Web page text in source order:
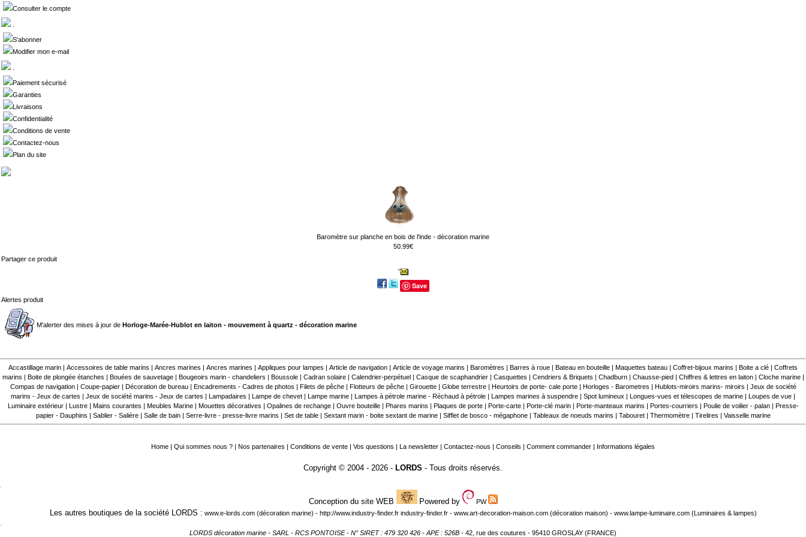
Consulter le compte
S'abonner
Modifier mon e-mail
Paiement sécurisé
Garanties
Livraisons
Confidentialité
Conditions de vente
Contactez-nous
Plan du site
Baromètre sur planche en bois de l'inde - décoration marine
50.99€
Partager ce produit
Save
Alertes produit
M'alerter des mises à jour de Horloge-Marée-Hublot en laiton - mouvement à quartz - décoration marine
Accastillage marin Accessoires de table marins Ancres marines Ancres marines Appliques pour lampes Article de navigation Article de voyage marins Baromètres Barres à roue Bateau en bouteille Maquettes bateau Coffret-bijoux marins Boite a clé
Coffrets
marins
Boite de plongée étanches Bouées de sauvetage| Bougeoirs marin - chandeliers Boussole| Cadran solaire| Calendrier-perpétuel Casque de scaphandrier| Casquettes Cendriers & Briquets Chadburn| Chausse-pied Chiffres & lettres en laiton| Cloche marine|
Compas de navigation| Coupe-papier| Décoration de bureau| Encadrements - Cadres de photos Filets de pêche| Flotteurs de pêche| Girouette| Globe terrestre| Heurtoirs de porte- cale porte| Horloges - Barometres Hublots-miroirs marins- miroirs
Jeux de société
marins - Jeux de cartes
Jeux de société marins - Jeux de cartes Lampadaires Lampe de chevet Lampe marine Lampes à pétrole marine - Réchaud à pétrole Lampes marines à suspendre Spot lumineux Longues-vues et télescopes de marine Loupes de vue
Luminaire extérieur| Lustre| Mains courantes Meubles Marine| Mouettes décoratives Opalines de rechange| Ouvre bouteille| Phares marins Plaques de porte| Porte-carte| Porte-clé marin Porte-manteaux marins Portes-courriers Poulie de voilier - palan|
Presse-
papier - Dauphins
Sablier - Salière| Salle de bain| Serre-livre - presse-livre marins Set de table| Sextant marin - boite sextant de marine| Sifflet de bosco - mégaphone| Tableaux de noeuds marins Tabouret| Thermomètre| Tirelires Vaisselle marine
Home Qui sommes nous ? Nos partenaires Conditions de vente Vos questions La newsletter Contactez-nous Conseils Comment commander Informations légales
Copyright © 2004 - 2026 - LORDS - Tous droits réservés.
.
Conception du site WEB Powered by PW
Les autres boutiques de la société LORDS : www.e-lords.com(décoration marine) - http://www.industry-finder.frindustry-finder.fr - www.art-decoration-maison.com(décoration maison) - www.lampe-luminaire.com(Luminaires & lampes)
.
LORDS décoration marine - SARL - RCS PONTOISE - N° SIRET : 479 320 426 - APE : 526B - 42, rue des coutures - 95410 GROSLAY (FRANCE)